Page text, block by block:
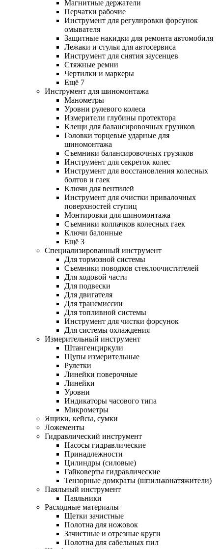
Магнитные держатели
Перчатки рабочие
Инструмент для регулировки форсунок
омывателя
Защитные накидки для ремонта автомобиля
Лежаки и стулья для автосервиса
Инструмент для снятия заусенцев
Стяжные ремни
Чертилки и маркеры
Ещё 7
Инструмент для шиномонтажа
Манометры
Уровни рулевого колеса
Измерители глубины протектора
Клещи для балансировочных грузиков
Головки торцевые ударные для
шиномонтажа
Съемники балансировочных грузиков
Инструмент для секреток колес
Инструмент для восстановления колесных
болтов и гаек
Ключи для вентилей
Инструмент для очистки привалочных
поверхностей ступиц
Монтировки для шиномонтажа
Съемники колпачков колесных гаек
Ключи балонные
Ещё 3
Специализированный инструмент
Для тормозной системы
Съемники поводков стеклоочистителей
Для ходовой части
Для подвески
Для двигателя
Для трансмиссии
Для топливной системы
Инструмент для чистки форсунок
Для системы охлаждения
Измерительный инструмент
Штангенциркули
Щупы измерительные
Рулетки
Линейки поверочные
Линейки
Уровни
Индикаторы часового типа
Микрометры
Ящики, кейсы, сумки
Ложементы
Гидравлический инструмент
Насосы гидравлические
Принадлежности
Цилиндры (силовые)
Гайковерты гидравлические
Тензорные домкраты (шпильконатяжители)
Паяльный инструмент
Паяльники
Расходные материалы
Щетки зачистные
Полотна для ножовок
Зачистные и отрезные круги
Полотна для сабельных пил